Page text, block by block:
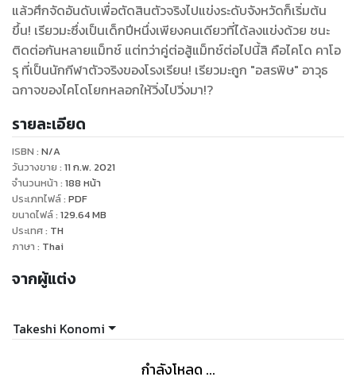
แล้วศึกจัดอันดับเพื่อตัดสินตัวจริงไปแข่งระดับจังหวัดก็เริ่มต้น
ขึ้น! เรียวมะซึ่งเป็นเด็กปีหนึ่งเพียงคนเดียวที่ได้ลงแข่งด้วย ชนะ
ติดต่อกันหลายแม็ทช์ แต่ทว่าคู่ต่อสู้แม็ทช์ต่อไปนี้สิ คือไคโด คาโอ
รุ ที่เป็นนักกีฬาตัวจริงของโรงเรียน! เรียวมะถูก "อสรพิษ" อาวุธ
ฉกาจของไคโดโยกหลอกให้วิ่งไปวิ่งมา!?
รายละเอียด
ISBN : N/A
วันวางขาย : 11 ก.พ. 2021
จำนวนหน้า : 188 หน้า
ประเภทไฟล์: PDF
ขนาดไฟล์: 129.64MB
ประเทศ: TH
ภาษา : Thai
จากผู้แต่ง
Takeshi Konomi
กำลังโหลด ...